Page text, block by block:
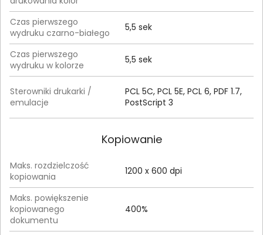
Czas pierwszego
wydruku czarno-białego
5,5 sek
Czas pierwszego
wydruku w kolorze
5,5 sek
Sterowniki drukarki /
emulacje
PCL 5C, PCL 5E, PCL 6, PDF 1.7,
PostScript 3
Kopiowanie
Maks. rozdzielczość
kopiowania
1200 x 600 dpi
Maks. powiększenie
kopiowanego
dokumentu
400%